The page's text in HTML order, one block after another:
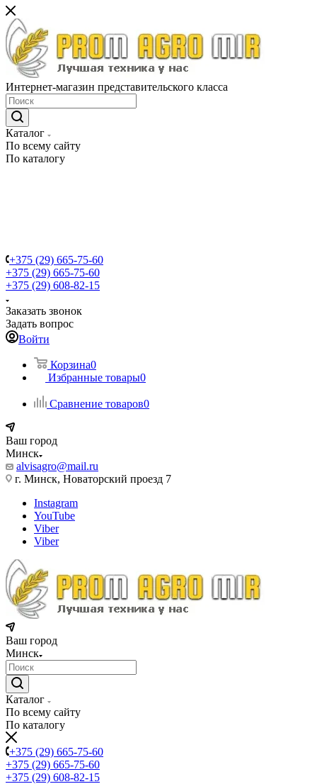
Интернет-магазин представительского класса
Каталог
По всему сайту
По каталогу
+375 (29) 665-75-60
+375 (29) 665-75-60
+375 (29) 608-82-15
Заказать звонок
Задать вопрос
Войти
Корзина0
Избранные товары0
Сравнение товаров0
Ваш город
Минск
alvisagro@mail.ru
г. Минск, Новаторский проезд 7
Instagram
YouTube
Viber
Viber
Ваш город
Минск
Каталог
По всему сайту
По каталогу
+375 (29) 665-75-60
+375 (29) 665-75-60
+375 (29) 608-82-15